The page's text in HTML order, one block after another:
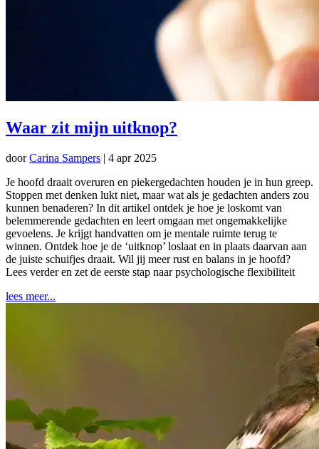
Waar zit mijn uitknop?
doorCarina Sampers | 4 apr 2025
Je hoofd draait overuren en piekergedachten houden je in hun greep.
Stoppen met denken lukt niet, maar wat als je gedachten anders zou
kunnen benaderen? In dit artikel ontdek je hoe je loskomt van
belemmerende gedachten en leert omgaan met ongemakkelijke
gevoelens. Je krijgt handvatten om je mentale ruimte terug te
winnen. Ontdek hoe je de ‘uitknop’ loslaat en in plaats daarvan aan
de juiste schuifjes draait. Wil jij meer rust en balans in je hoofd?
Lees verder en zet de eerste stap naar psychologische flexibiliteit
lees meer...